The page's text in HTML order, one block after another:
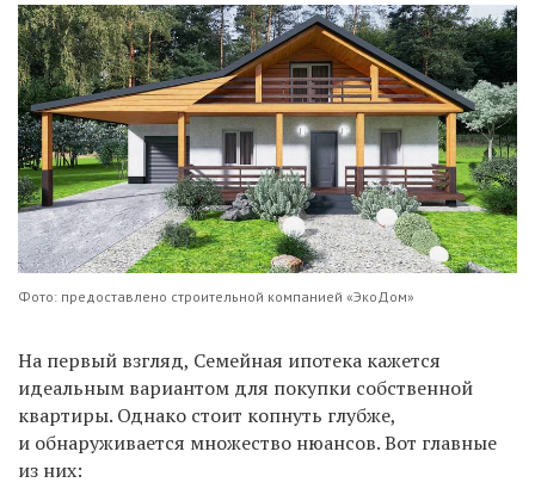
Фото: предоставлено строительной компанией «ЭкоДом»
На первый взгляд, Семейная ипотека кажется
идеальным вариантом для покупки собственной
квартиры. Однако стоит копнуть глубже,
и обнаруживается множество нюансов. Вот главные
из них: